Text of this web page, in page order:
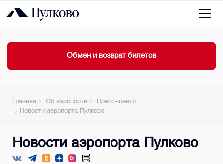
Обмен и возврат билетов
Главная Об аэропорте
Пресс-центр
Новости аэропорта Пулково
Новости аэропорта Пулково